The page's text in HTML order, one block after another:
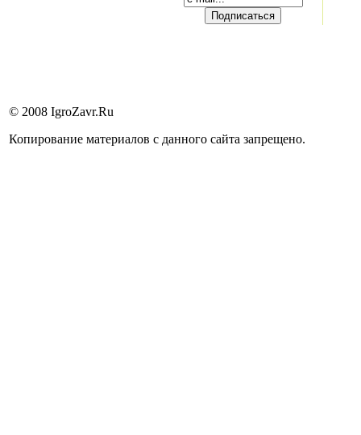
© 2008 IgroZavr.Ru
Копирование материалов с данного сайта запрещено.